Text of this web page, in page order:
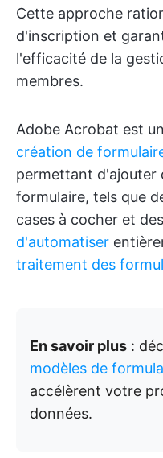
Cette approche
d'inscription et
l'efficacité de la
membres.
Adobe Acrobat est
création de
permettant d'ajouter
formulaire, tels que
cases à cocher et
d'automatiser
traitement des
En savoir plus :
modèles de
accélèrent votre
données.